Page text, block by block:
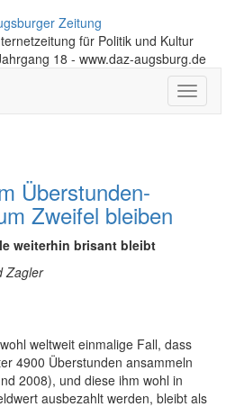
Zeitung
für Politik und Kultur
18 - www.daz-augsburg.de
Toggle
Überstunden-
Zweifel bleiben
weiterhin brisant bleibt
Zagler
weltweit einmalige Fall, dass
4900 Überstunden ansammeln
2008), und diese ihm wohl in
ausbezahlt werden, bleibt als